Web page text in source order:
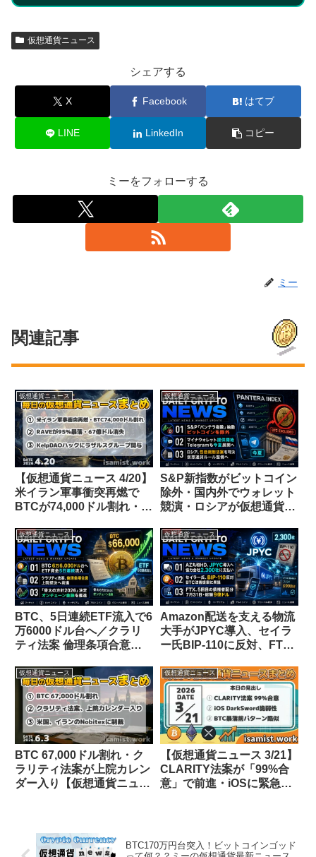
仮想通貨ニュース
シェアする
X Facebook はてブ
LINE LinkedIn コピー
ミーをフォローする
ミー
関連記事
仮想通貨ニュース
【仮想通貨ニュース 4/20】
米イラン軍事衝突再燃で
BTCが74,000ドル割れ・
し67億ドルが消失・
KelpDAOハックはラザル
スグループ関与の可能性
仮想通貨ニュース
S&P新指数がビットコイン
除外・国内外でウォレット
競演・ロシアが仮想通貨規
ス 26/7/22】
仮想通貨ニュース
BTC、5日連続ETF流入で6
万6000ドル台へ／クラリ
ティ法案 倫理条項合意／
ェーン金融明記【仮想通貨
ニュース 26/7/21】
仮想通貨ニュース
Amazon配送を支える物流
大手がJPYC導入、セイラ
ー氏BIP-110に反対、FTX9
ース 26/7/20】
仮想通貨ニュース
BTC 67,000ドル割れ・ク
ラリティ法案が上院カレン
ダー入り【仮想通貨ニュー
仮想通貨ニュース
【仮想通貨ニュース 3/21】
CLARITY法案が「99%合
意」で前進・iOSに緊急脆
BTC170万円台突入！ビットコインゴッド